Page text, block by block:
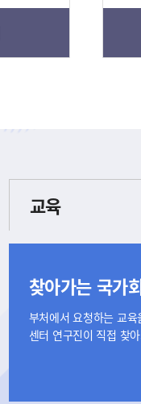
교육
찾아가는 국가
부처에서 요청하는 교육
센터 연구진이 직접 찾